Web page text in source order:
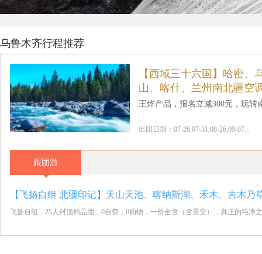
乌鲁木齐行程推荐
【西域三十六国】哈密
山、喀什、兰州南北疆空
王炸产品，报名立减300元，玩转
出团日期：07-26,07-31,08-26,09-07...
跟团游
飞扬自组，25人封顶精品团，0自费，0购物，一价全含（含景交），真正的纯净